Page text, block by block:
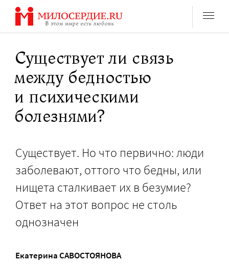
Перейти
содержанию
Существует ли связь
между бедностью
и психическими
болезнями?
Существует. Но что первично: люди
заболевают, оттого что бедны, или
нищета сталкивает их в безумие?
Ответ на этот вопрос не столь
однозначен
Екатерина САВОСТОЯНОВА